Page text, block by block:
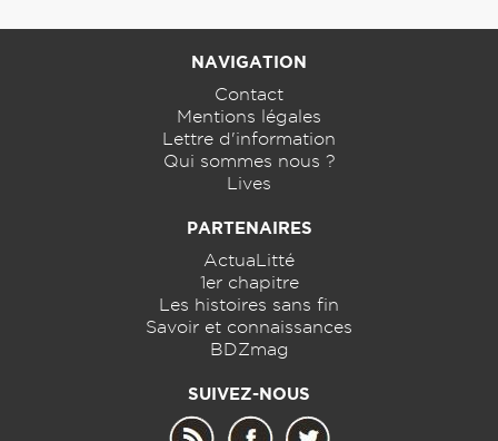
NAVIGATION
Contact
Mentions légales
Lettre d'information
Qui sommes nous ?
Lives
PARTENAIRES
ActuaLitté
1er chapitre
Les histoires sans fin
Savoir et connaissances
BDZmag
SUIVEZ-NOUS